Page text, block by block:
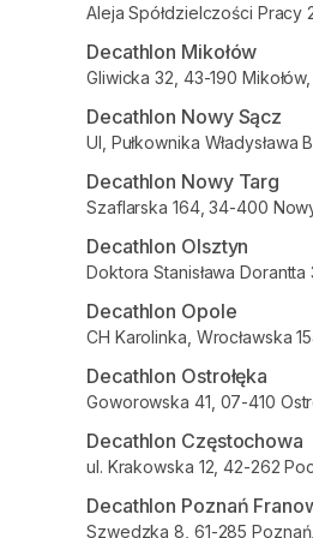
Aleja Spółdzielczości Pracy
Decathlon Mikołów
Gliwicka 32, 43-190
Decathlon Nowy Sącz
Ul, Pułkownika
Decathlon Nowy Targ
Szaflarska 164, 34-400
Decathlon Olsztyn
Doktora Stanisława
Decathlon Opole
CH Karolinka, Wrocławska
Decathlon Ostrołęka
Goworowska 41, 07-410
Decathlon Częstochowa
ul. Krakowska 12, 42-262
Decathlon Poznań
Szwedzka 8, 61-285